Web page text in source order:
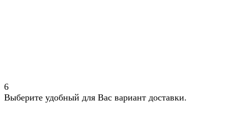
6
Выберите удобный для Вас вариант доставки.